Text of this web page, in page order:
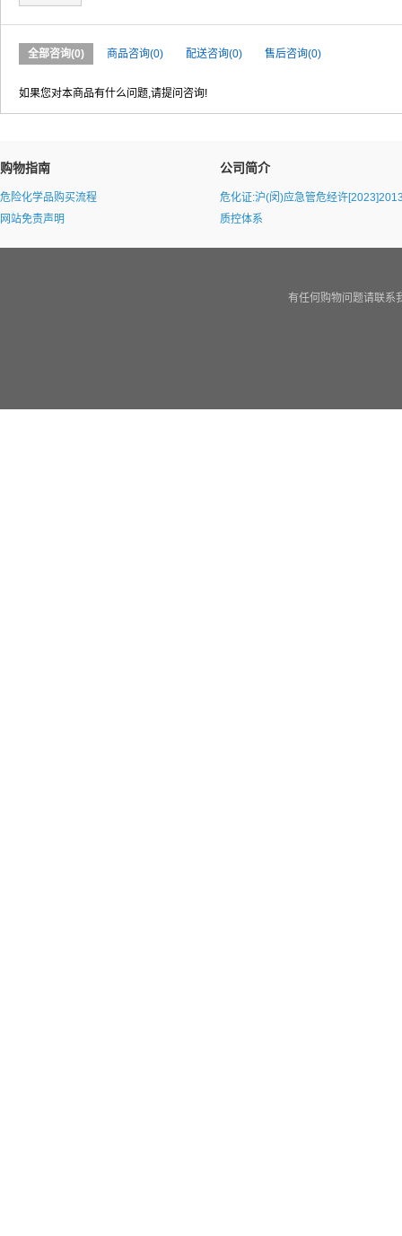
全部咨询(0) 商品咨询(0) 配送咨询(0) 售后咨询(0)
如果您对本商品有什么问题,请提问咨询!
购物指南
危险化学品购买流程
网站免责声明
公司简介
危化证:沪(闵)应急管危经许
质控体系
有任何购物问题请联系